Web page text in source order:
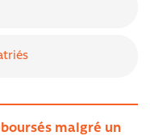
malgré un